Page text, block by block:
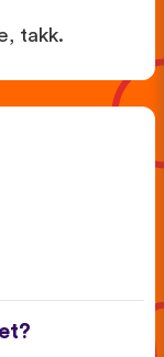
takk.